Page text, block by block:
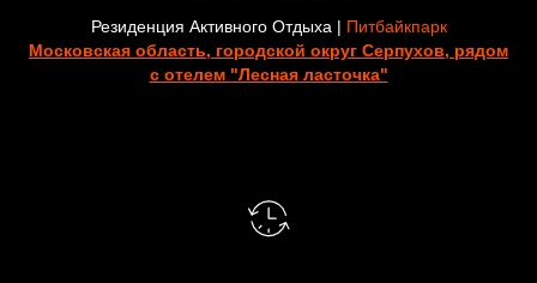
Резиденция Активного Отдыха | Питбайкпарк
Московская область, городской округ Серпухов, рядом
с отелем "Лесная ласточка"